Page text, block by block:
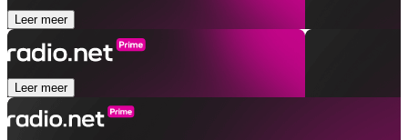
Leer meer
Leer meer